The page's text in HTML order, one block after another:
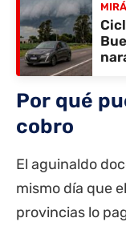
Por qué
cobro
El aguinaldo
mismo día que
provincias lo